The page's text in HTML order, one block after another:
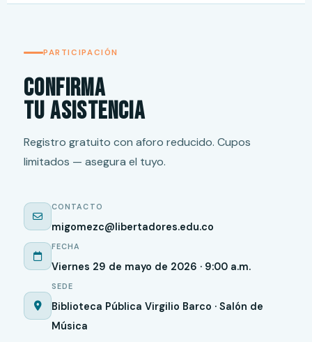
PARTICIPACIÓN
Confirma
tu asistencia
Registro gratuito con aforo reducido. Cupos
limitados — asegura el tuyo.
CONTACTO
migomezc@libertadores.edu.co
FECHA
Viernes 29 de mayo de 2026 · 9:00 a.m.
SEDE
Biblioteca Pública Virgilio Barco · Salón de
Música